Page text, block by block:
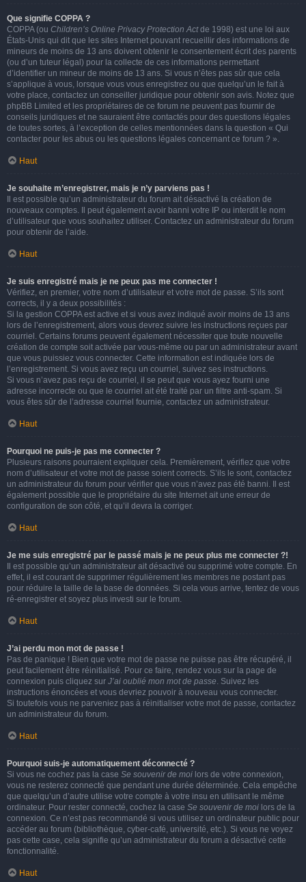
Que signifie COPPA ?
COPPA (ou Children’s Online Privacy Protection Actde 1998) est une loi aux
États-Unis qui dit que les sites Internet pouvant recueillir des informations de
mineurs de moins de 13 ans doivent obtenir le consentement écrit des parents
(ou d’un tuteur légal) pour la collecte de ces informations permettant
d’identifier un mineur de moins de 13 ans. Si vous n’êtes pas sûr que cela
s’applique à vous, lorsque vous vous enregistrez ou que quelqu’un le fait à
votre place, contactez un conseiller juridique pour obtenir son avis. Notez que
phpBB Limited et les propriétaires de ce forum ne peuvent pas fournir de
conseils juridiques et ne sauraient être contactés pour des questions légales
de toutes sortes, à l’exception de celles mentionnées dans la question « Qui
contacter pour les abus ou les questions légales concernant ce forum ? ».
Haut
Je souhaite m’enregistrer, mais je n’y parviens pas !
Il est possible qu’un administrateur du forum ait désactivé la création de
nouveaux comptes. Il peut également avoir banni votre IP ou interdit le nom
d’utilisateur que vous souhaitez utiliser. Contactez un administrateur du forum
pour obtenir de l’aide.
Haut
Je suis enregistré mais je ne peux pas me connecter !
Vérifiez, en premier, votre nom d’utilisateur et votre mot de passe. S’ils sont
corrects, il y a deux possibilités :
Si la gestion COPPA est active et si vous avez indiqué avoir moins de 13 ans
lors de l’enregistrement, alors vous devrez suivre les instructions reçues par
courriel. Certains forums peuvent également nécessiter que toute nouvelle
création de compte soit activée par vous-même ou par un administrateur avant
que vous puissiez vous connecter. Cette information est indiquée lors de
l’enregistrement. Si vous avez reçu un courriel, suivez ses instructions.
Si vous n’avez pas reçu de courriel, il se peut que vous ayez fourni une
adresse incorrecte ou que le courriel ait été traité par un filtre anti-spam. Si
vous êtes sûr de l’adresse courriel fournie, contactez un administrateur.
Haut
Pourquoi ne puis-je pas me connecter ?
Plusieurs raisons pourraient expliquer cela. Premièrement, vérifiez que votre
nom d’utilisateur et votre mot de passe soient corrects. S’ils le sont, contactez
un administrateur du forum pour vérifier que vous n’avez pas été banni. Il est
également possible que le propriétaire du site Internet ait une erreur de
configuration de son côté, et qu’il devra la corriger.
Haut
Je me suis enregistré par le passé mais je ne peux plus me connecter ?!
Il est possible qu’un administrateur ait désactivé ou supprimé votre compte. En
effet, il est courant de supprimer régulièrement les membres ne postant pas
pour réduire la taille de la base de données. Si cela vous arrive, tentez de vous
ré-enregistrer et soyez plus investi sur le forum.
Haut
J’ai perdu mon mot de passe !
Pas de panique ! Bien que votre mot de passe ne puisse pas être récupéré, il
peut facilement être réinitialisé. Pour ce faire, rendez vous sur la page de
connexion puis cliquez sur J’ai oublié mon mot de passe. Suivez les
instructions énoncées et vous devriez pouvoir à nouveau vous connecter.
Si toutefois vous ne parveniez pas à réinitialiser votre mot de passe, contactez
un administrateur du forum.
Haut
Pourquoi suis-je automatiquement déconnecté ?
Si vous ne cochez pas la case Se souvenir de moi lors de votre connexion,
vous ne resterez connecté que pendant une durée déterminée. Cela empêche
que quelqu’un d’autre utilise votre compte à votre insu en utilisant le même
ordinateur. Pour rester connecté, cochez la case Se souvenir de moi lors de la
connexion. Ce n’est pas recommandé si vous utilisez un ordinateur public pour
accéder au forum (bibliothèque, cyber-café, université, etc.). Si vous ne voyez
pas cette case, cela signifie qu’un administrateur du forum a désactivé cette
fonctionnalité.
Haut